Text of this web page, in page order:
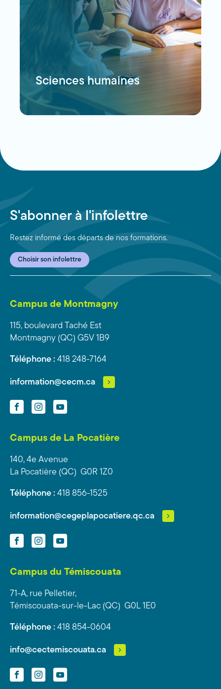
Sciences humaines
S'abonner à l'infolettre
Restez informé des départs de nos formations.
Choisir son infolettre
Campus de Montmagny
115, boulevard Taché Est
Montmagny (QC) G5V 1B9
Téléphone : 418 248-7164
information@cecm.ca
FacebookInstagramYouTube
Campus de La Pocatière
140, 4e Avenue
La Pocatière (QC) G0R 1Z0
Téléphone : 418 856-1525
information@cegeplapocatiere.qc.ca
FacebookInstagramYouTube
Campus du Témiscouata
71-A, rue Pelletier,
Témiscouata-sur-le-Lac (QC) G0L 1E0
Téléphone : 418 854-0604
info@cectemiscouata.ca
FacebookInstagramYouTube